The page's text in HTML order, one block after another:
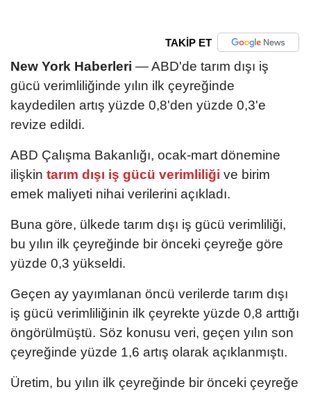
TAKİP ET
New York Haberleri — ABD'de tarım dışı iş
gücü verimliliğinde yılın ilk çeyreğinde
kaydedilen artış yüzde 0,8'den yüzde 0,3'e
revize edildi.
ABD Çalışma Bakanlığı, ocak-mart dönemine
ilişkin tarım dışı iş gücü verimliliği ve birim
emek maliyeti nihai verilerini açıkladı.
Buna göre, ülkede tarım dışı iş gücü verimliliği,
bu yılın ilk çeyreğinde bir önceki çeyreğe göre
yüzde 0,3 yükseldi.
Geçen ay yayımlanan öncü verilerde tarım dışı
iş gücü verimliliğinin ilk çeyrekte yüzde 0,8 arttığı
öngörülmüştü. Söz konusu veri, geçen yılın son
çeyreğinde yüzde 1,6 artış olarak açıklanmıştı.
Üretim, bu yılın ilk çeyreğinde bir önceki çeyreğe